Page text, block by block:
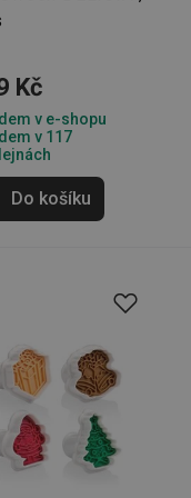
Kč
v e-shopu
v 117
Do košíku
jak uživatelé
Používá
zařízení, která
o chování
cílem je
o chování
cílem je
výkonnosti a
jejich prohlížení
údajů
webových
obsahu nebo